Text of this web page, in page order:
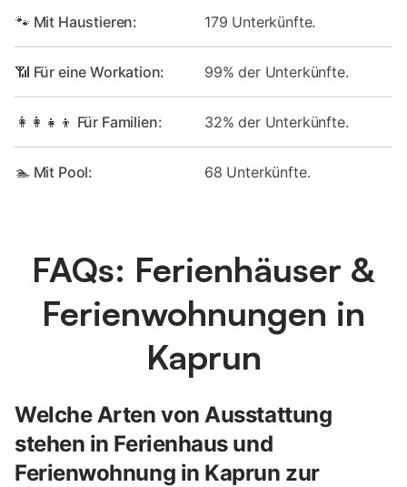
🐾 Mit Haustieren: 179 Unterkünfte.
📶 Für eine Workation: 99% der Unterkünfte.
👩‍👩‍👧‍👦 Für Familien: 32% der Unterkünfte.
🏊 Mit Pool: 68 Unterkünfte.
FAQs: Ferienhäuser &
Ferienwohnungen in
Kaprun
Welche Arten von Ausstattung
stehen in Ferienhaus und
Ferienwohnung in Kaprun zur